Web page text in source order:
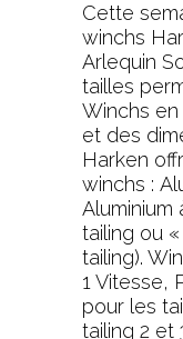
Cette
winchs
Arlequin
tailles
Winchs
et des
Harken
winchs :
Aluminium
tailing ou
tailing).
1 Vitesse,
pour les
tailing 2 et